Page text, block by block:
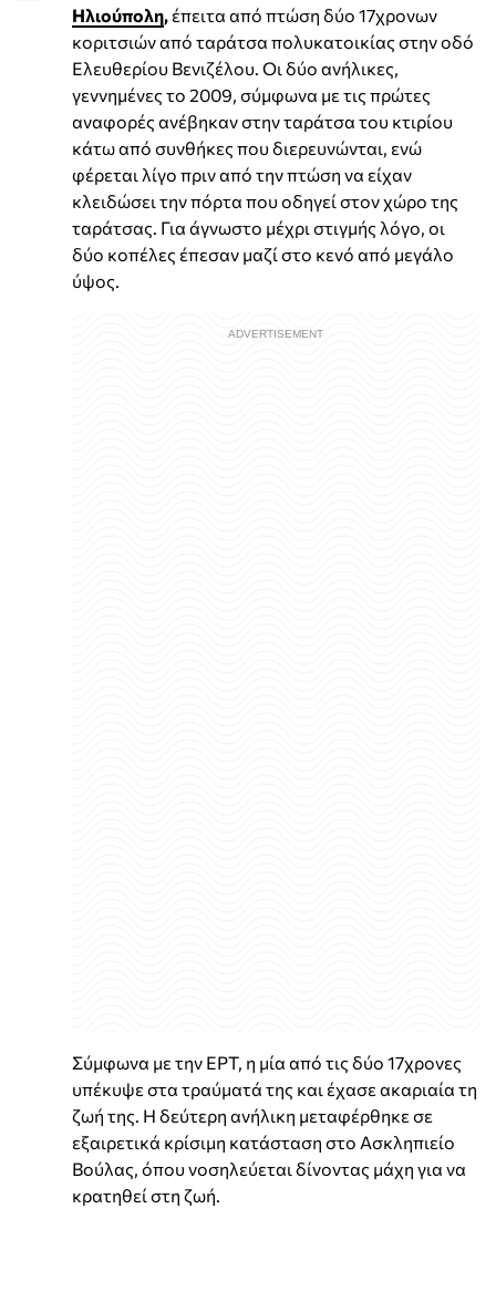
Ηλιούπολη, έπειτα από πτώση δύο 17χρονων
κοριτσιών από ταράτσα πολυκατοικίας στην οδό
Ελευθερίου Βενιζέλου. Οι δύο ανήλικες,
γεννημένες το 2009, σύμφωνα με τις πρώτες
αναφορές ανέβηκαν στην ταράτσα του κτιρίου
κάτω από συνθήκες που διερευνώνται, ενώ
φέρεται λίγο πριν από την πτώση να είχαν
κλειδώσει την πόρτα που οδηγεί στον χώρο της
ταράτσας. Για άγνωστο μέχρι στιγμής λόγο, οι
δύο κοπέλες έπεσαν μαζί στο κενό από μεγάλο
ύψος.
Σύμφωνα με την EΡT, η μία από τις δύο 17χρονες
υπέκυψε στα τραύματά της και έχασε ακαριαία τη
ζωή της. Η δεύτερη ανήλικη μεταφέρθηκε σε
εξαιρετικά κρίσιμη κατάσταση στο Ασκληπιείο
Βούλας, όπου νοσηλεύεται δίνοντας μάχη για να
κρατηθεί στη ζωή.